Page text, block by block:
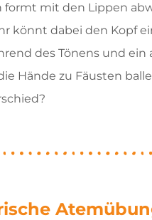
formt mit den Lippen
könnt dabei den Kopf
des Tönens und ein
Hände zu Fäusten